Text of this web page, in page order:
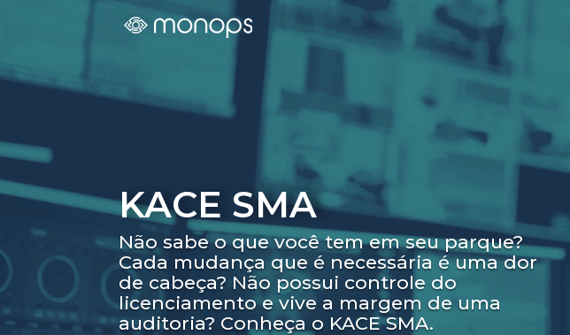
KACE SMA
Não sabe o que você tem em seu parque?
Cada mudança que é necessária é uma dor
de cabeça? Não possui controle do
licenciamento e vive a margem de uma
auditoria? Conheça o KACE SMA.